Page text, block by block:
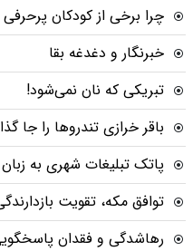
چرا برخی از کودکان
خبرنگار و دغدغه بقا
تبریکی که نان نمی‌شود!
باقر خرازی تندروها را جا
پاتک تبلیغات شهری به
توافق مکه، تقویت
رهاشدگی و فقدان